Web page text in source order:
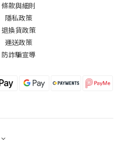
條款與細則
隱私政策
退換貨政策
運送政策
防詐騙宣導